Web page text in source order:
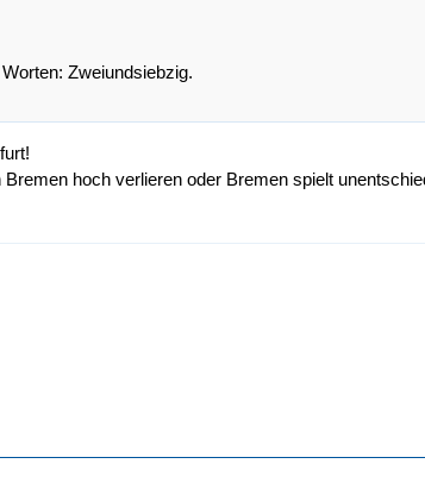
Zweiundsiebzig.
hoch verlieren oder Bremen spielt